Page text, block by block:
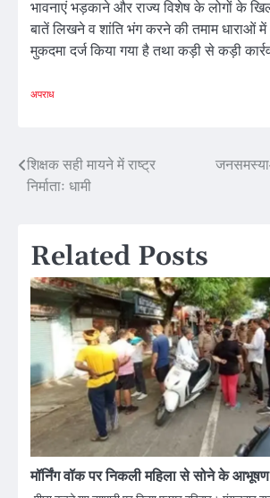
भावनाएं भड़काने और राज्य विशेष के लोगों के
बातें लिखने व शांति भंग करने की तमाम धाराओं
मुकदमा दर्ज किया गया है तथा कड़ी से कड़ी
अपराध
Post
शिक्षक सही मायने में राष्ट्र
निर्माताः धामी
Related Posts
मॉर्निंग वॉक पर निकली महिला से सोने के